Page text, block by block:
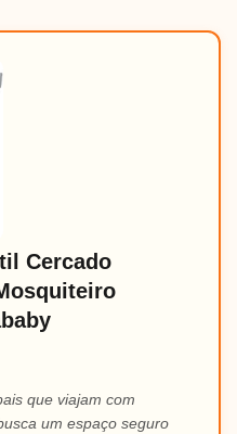
Cercado
que viajam com
um espaço seguro